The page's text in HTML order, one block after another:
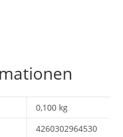
0,100 kg
4260302964530